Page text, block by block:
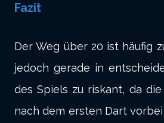
Fazit
Der Weg über 20 ist häufig
jedoch gerade in
des Spiels zu riskant, da
nach dem ersten Dart